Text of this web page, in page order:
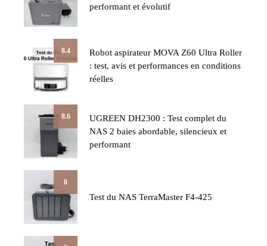
performant et évolutif
8.4
Robot aspirateur MOVA Z60 Ultra Roller
: test, avis et performances en conditions
réelles
8.6
UGREEN DH2300 : Test complet du
NAS 2 baies abordable, silencieux et
performant
8
Test du NAS TerraMaster F4-425